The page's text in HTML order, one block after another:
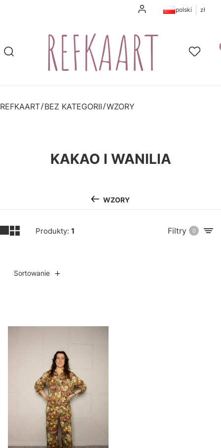
Zaloguj siępolski zł
Otwórz wyszukiwarkę
Szukaj Ulubione
REFKAART BEZ KATEGORII WZORY
KAKAO I WANILIA
WZORY
Produkty: 1 Filtry 0
Sortowanie